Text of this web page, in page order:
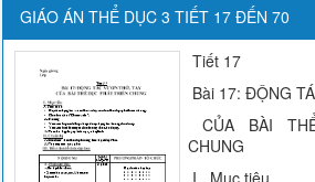
GIÁO ÁN THỂ DỤC 3 TIẾT 17 ĐẾN 70
Tiết 17
Bài 17: ĐỘNG
CỦA BÀI
CHUNG
I . Mục tiêu